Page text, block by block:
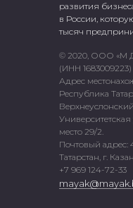
развития
в России,
тысяч
© 2020, ООО «М
(ИНН 1683009223)
Адрес
Республика
Университетская
место 29/2.
Почтовый адрес:
Татарстан, г.
+7 969 124-72-33